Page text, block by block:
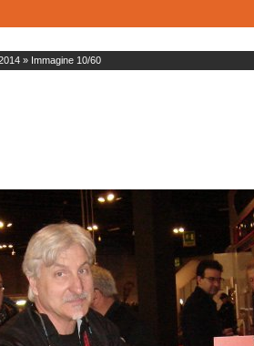
» Immagine 10/60